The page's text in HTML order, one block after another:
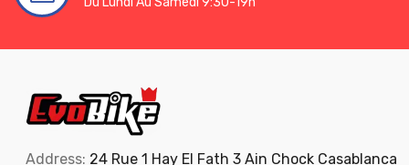
Address: 24 Rue 1 Hay El Fath 3 Ain Chock Casablanca